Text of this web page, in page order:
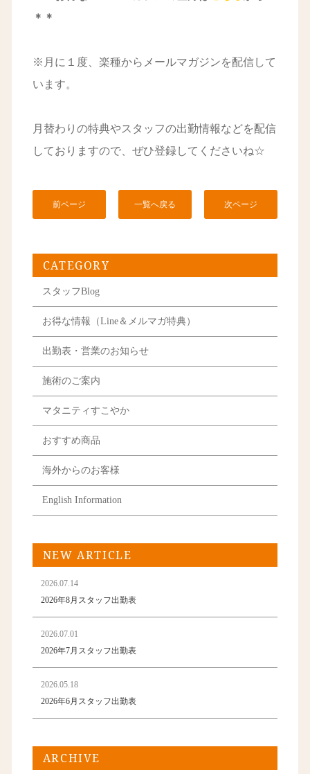
＊＊
※月に１度、楽種からメールマガジンを配信して
います。
月替わりの特典やスタッフの出勤情報などを配信
しておりますので、ぜひ登録してくださいね☆
前ページ 一覧へ戻る 次ページ
CATEGORY
スタッフBlog
お得な情報（Line＆メルマガ特典）
出勤表・営業のお知らせ
施術のご案内
マタニティすこやか
おすすめ商品
海外からのお客様
English Information
NEW ARTICLE
2026.07.14
2026年8月スタッフ出勤表
2026.07.01
2026年7月スタッフ出勤表
2026.05.18
2026年6月スタッフ出勤表
ARCHIVE